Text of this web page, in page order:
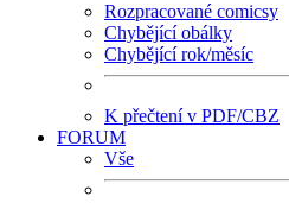
Rozpracované comicsy
Chybějící obálky
Chybějící rok/měsíc
K přečtení v PDF/CBZ
FORUM
Vše